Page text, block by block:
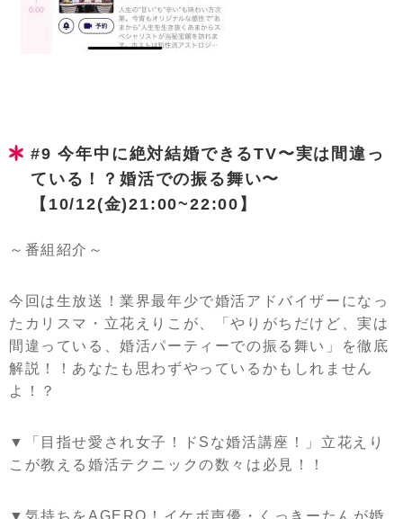
#9 今年中に絶対結婚できるTV〜実は間違っ
ている！？婚活での振る舞い〜
【10/12(金)21:00~22:00】
～番組紹介～
今回は生放送！業界最年少で婚活アドバイザーになっ
たカリスマ・立花えりこが、「やりがちだけど、実は
間違っている、婚活パーティーでの振る舞い」を徹底
解説！！あなたも思わずやっているかもしれません
よ！？
▼「目指せ愛され女子！ドSな婚活講座！」立花えり
こが教える婚活テクニックの数々は必見！！
▼気持ちをAGERO！イケボ声優・くっきーたんが婚